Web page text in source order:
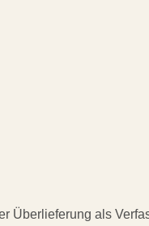
Überlieferung als